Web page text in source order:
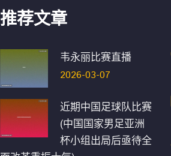
推荐文章
韦永丽比赛直播
2026-03-07
近期中国足球队比赛
(中国国家男足亚洲
杯小组出局后亟待全